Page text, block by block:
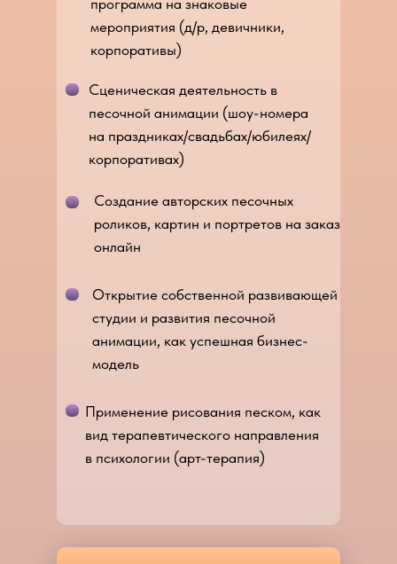
Сценическая деятельность в
песочной анимации (шоу-номера
на праздниках/свадьбах/юбилеях/
корпоративах)
Создание авторских песочных
роликов, картин и портретов на заказ
онлайн
Открытие собственной развивающей
студии и развития песочной
анимации, как успешная бизнес-
модель
программа на знаковые
мероприятия (д/р, девичники,
корпоративы)
Применение рисования песком, как
вид терапевтического направления
в психологии (арт-терапия)